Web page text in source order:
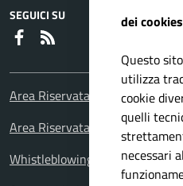
SEGUICI SU
Faceboook
Area Riservata Consiglieri
Area Riservata Polizia Locale
Whistleblowing – Segnalazioni
dei cookies
Questo
utilizza
cookie
quelli
necessari